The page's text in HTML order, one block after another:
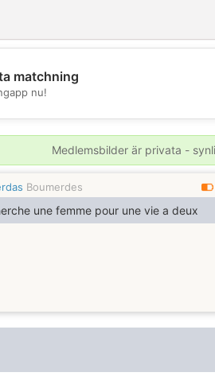
💕
matchning
nu!
Medlemsbilder är privata -
Boumerdes
une femme pour une vie a deux